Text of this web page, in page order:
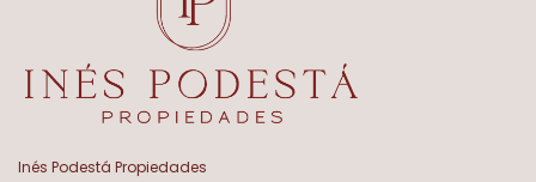
Inés Podestá Propiedades